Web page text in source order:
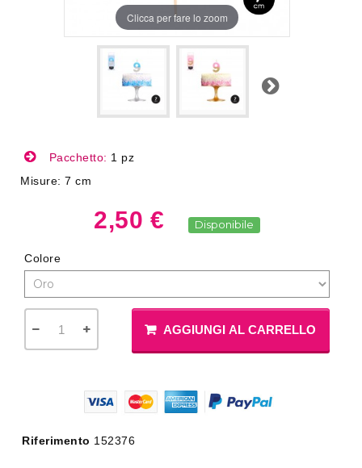
Clicca per fare lo zoom
Successivo
Pacchetto: 1 pz
Misure: 7 cm
2,50 € Disponibile
Colore
AGGIUNGI AL CARRELLO
Riferimento 152376